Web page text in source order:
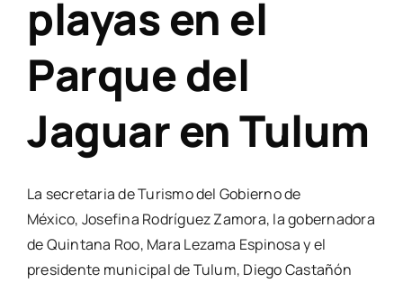
playas en el
Parque del
Jaguar en Tulum
La secretaria de Turismo del Gobierno de
México, Josefina Rodríguez Zamora, la gobernadora
de Quintana Roo, Mara Lezama Espinosa y el
presidente municipal de Tulum, Diego Castañón